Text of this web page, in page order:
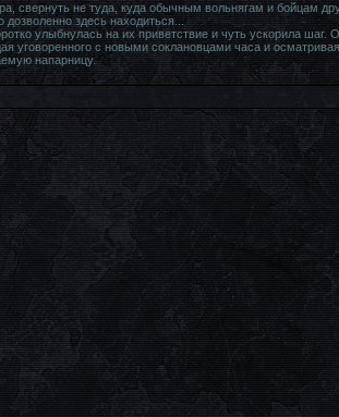
свернуть не туда, куда обычным вольнягам и бойцам
дозволенно здесь находиться...
улыбнулась на их приветствие и чуть ускорила
уговоренного с новыми соклановцами часа и
напарницу.